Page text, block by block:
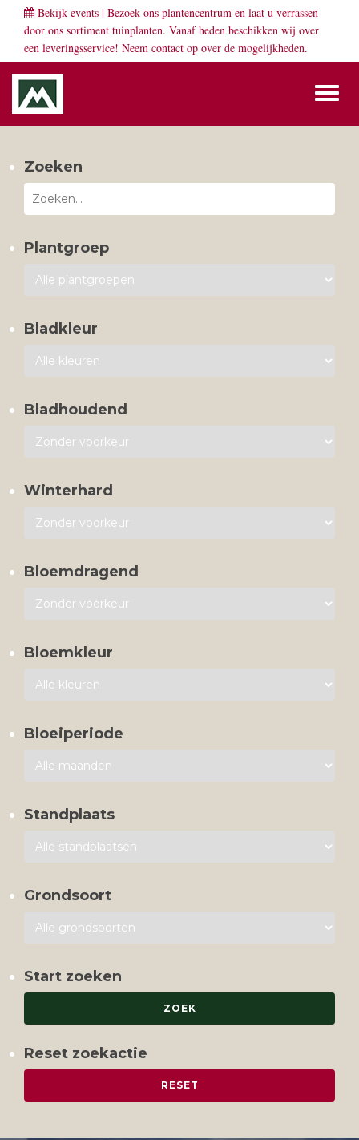
Bekijk events | Bezoek ons plantencentrum en laat u verrassen
door ons sortiment tuinplanten. Vanaf heden beschikken wij over
een leveringsservice! Neem contact op over de mogelijkheden.
Zoeken
Plantgroep
Bladkleur
Bladhoudend
Winterhard
Bloemdragend
Bloemkleur
Bloeiperiode
Standplaats
Grondsoort
Start zoeken
Reset zoekactie